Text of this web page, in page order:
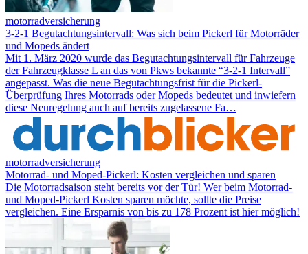
motorradversicherung
3-2-1 Begutachtungsintervall: Was sich beim Pickerl für Motorräder
und Mopeds ändert
Mit 1. März 2020 wurde das Begutachtungsintervall für Fahrzeuge
der Fahrzeugklasse L an das von Pkws bekannte “3-2-1 Intervall”
angepasst. Was die neue Begutachtungsfrist für die Pickerl-
Überprüfung Ihres Motorrads oder Mopeds bedeutet und inwiefern
diese Neuregelung auch auf bereits zugelassene Fa…
motorradversicherung
Motorrad- und Moped-Pickerl: Kosten vergleichen und sparen
Die Motorradsaison steht bereits vor der Tür! Wer beim Motorrad-
und Moped-Pickerl Kosten sparen möchte, sollte die Preise
vergleichen. Eine Ersparnis von bis zu 178 Prozent ist hier möglich!